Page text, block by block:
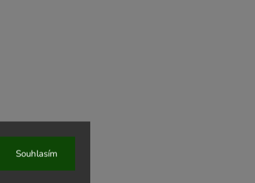
Souhlasím